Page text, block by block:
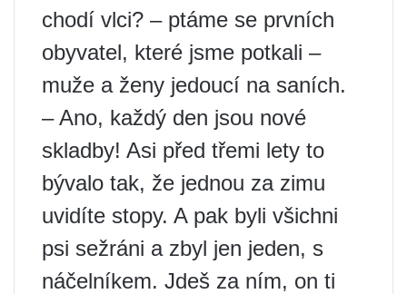
chodí vlci? – ptáme se prvních
obyvatel, které jsme potkali –
muže a ženy jedoucí na saních.
– Ano, každý den jsou nové
skladby! Asi před třemi lety to
bývalo tak, že jednou za zimu
uvidíte stopy. A pak byli všichni
psi sežráni a zbyl jen jeden, s
náčelníkem. Jdeš za ním, on ti